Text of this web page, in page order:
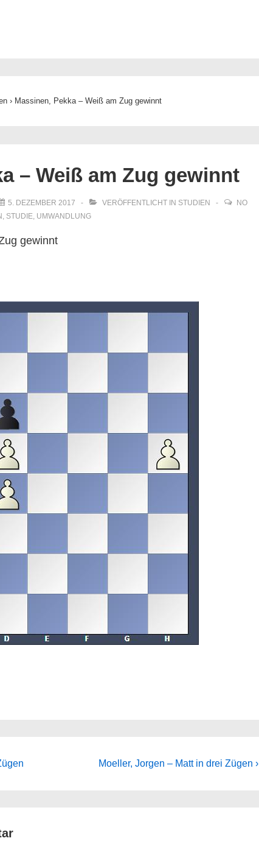
› Massinen, Pekka – Weiß am Zug gewinnt
– Weiß am Zug gewinnt
5. DEZEMBER 2017 VERÖFFENTLICHT IN STUDIEN
NO
, STUDIE, UMWANDLUNG
gewinnt
Next
Moeller, Jorgen – Matt in drei Zügen ›